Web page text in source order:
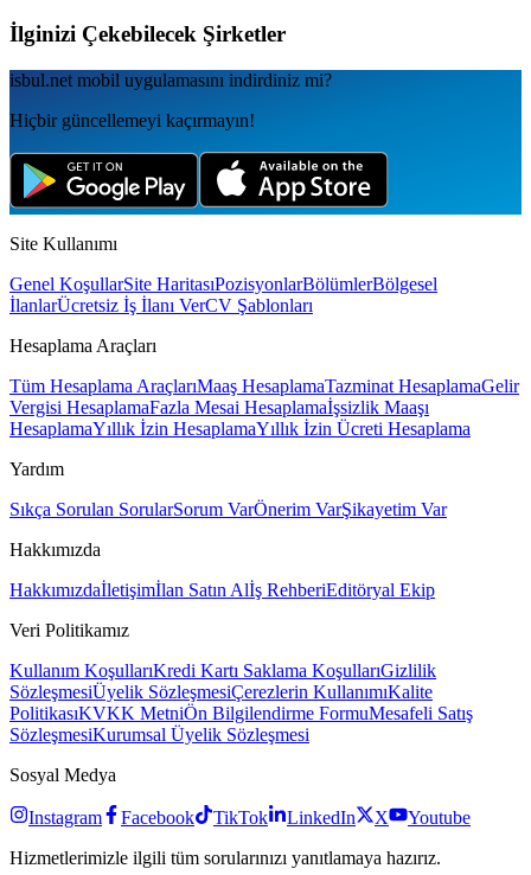
İlginizi Çekebilecek Şirketler
isbul.net mobil uygulamаsını indirdiniz mi?
Hiçbir güncellemeyi kaçırmayın!
Site Kullanımı
Genel KoşullarSite HaritasıPozisyonlarBölümlerBölgesel
İlanlarÜcretsiz İş İlanı VerCV Şablonları
Hesaplama Araçları
Tüm Hesaplama AraçlarıMaaş HesaplamaTazminat HesaplamaGelir
Vergisi HesaplamaFazla Mesai Hesaplamaİşsizlik Maaşı
HesaplamaYıllık İzin HesaplamaYıllık İzin Ücreti Hesaplama
Yardım
Sıkça Sorulan SorularSorum VarÖnerim VarŞikayetim Var
Hakkımızda
Hakkımızdaİletişimİlan Satın Alİş RehberiEditöryal Ekip
Veri Politikamız
Kullanım KoşullarıKredi Kartı Saklama KoşullarıGizlilik
SözleşmesiÜyelik SözleşmesiÇerezlerin KullanımıKalite
PolitikasıKVKK MetniÖn Bilgilendirme FormuMesafeli Satış
SözleşmesiKurumsal Üyelik Sözleşmesi
Sosyal Medya
Instagram Facebook TikTok LinkedIn X
Youtube
Hizmetlerimizle ilgili tüm sorularınızı yanıtlamaya hazırız.